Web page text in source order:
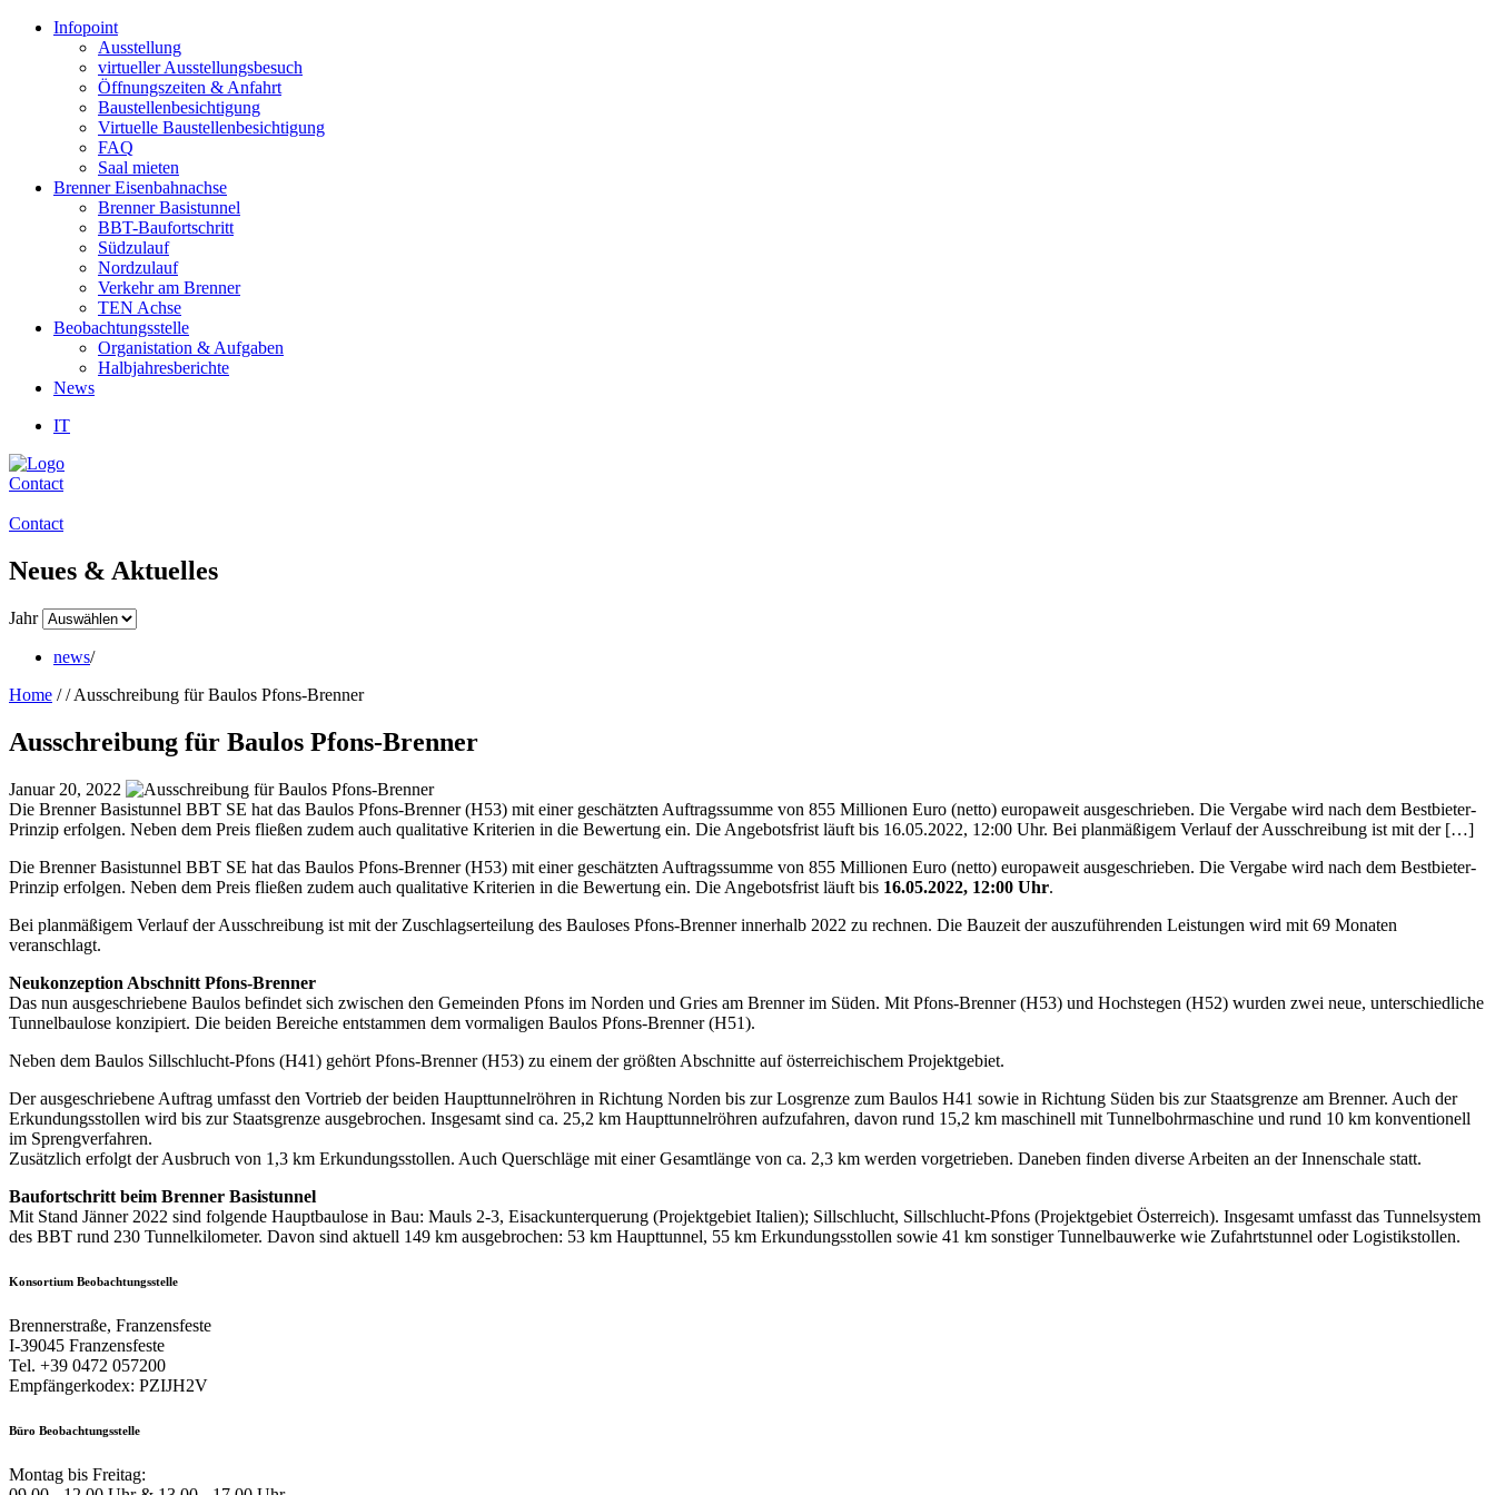
Infopoint
Ausstellung
virtueller Ausstellungsbesuch
Öffnungszeiten & Anfahrt
Baustellenbesichtigung
Virtuelle Baustellenbesichtigung
FAQ
Saal mieten
Brenner Eisenbahnachse
Brenner Basistunnel
BBT-Baufortschritt
Südzulauf
Nordzulauf
Verkehr am Brenner
TEN Achse
Beobachtungsstelle
Organistation & Aufgaben
Halbjahresberichte
News
IT
Contact
Contact
Neues & Aktuelles
Jahr
news/
Home //Ausschreibung für Baulos Pfons-Brenner
Ausschreibung für Baulos Pfons-Brenner
Januar 20, 2022
Die Brenner Basistunnel BBT SE hat das Baulos Pfons-Brenner (H53) mit einer geschätzten Auftragssumme von 855 Millionen Euro (netto) europaweit ausgeschrieben. Die Vergabe wird nach dem Bestbieter-
Prinzip erfolgen. Neben dem Preis fließen zudem auch qualitative Kriterien in die Bewertung ein. Die Angebotsfrist läuft bis 16.05.2022, 12:00 Uhr. Bei planmäßigem Verlauf der Ausschreibung ist mit der […]
Die Brenner Basistunnel BBT SE hat das Baulos Pfons-Brenner (H53) mit einer geschätzten Auftragssumme von 855 Millionen Euro (netto) europaweit ausgeschrieben. Die Vergabe wird nach dem Bestbieter-
Prinzip erfolgen. Neben dem Preis fließen zudem auch qualitative Kriterien in die Bewertung ein. Die Angebotsfrist läuft bis 16.05.2022, 12:00 Uhr.
Bei planmäßigem Verlauf der Ausschreibung ist mit der Zuschlagserteilung des Bauloses Pfons-Brenner innerhalb 2022 zu rechnen. Die Bauzeit der auszuführenden Leistungen wird mit 69 Monaten
veranschlagt.
Neukonzeption Abschnitt Pfons-Brenner
Das nun ausgeschriebene Baulos befindet sich zwischen den Gemeinden Pfons im Norden und Gries am Brenner im Süden. Mit Pfons-Brenner (H53) und Hochstegen (H52) wurden zwei neue, unterschiedliche
Tunnelbaulose konzipiert. Die beiden Bereiche entstammen dem vormaligen Baulos Pfons-Brenner (H51).
Neben dem Baulos Sillschlucht-Pfons (H41) gehört Pfons-Brenner (H53) zu einem der größten Abschnitte auf österreichischem Projektgebiet.
Der ausgeschriebene Auftrag umfasst den Vortrieb der beiden Haupttunnelröhren in Richtung Norden bis zur Losgrenze zum Baulos H41 sowie in Richtung Süden bis zur Staatsgrenze am Brenner. Auch der
Erkundungsstollen wird bis zur Staatsgrenze ausgebrochen. Insgesamt sind ca. 25,2 km Haupttunnelröhren aufzufahren, davon rund 15,2 km maschinell mit Tunnelbohrmaschine und rund 10 km konventionell
im Sprengverfahren.
Zusätzlich erfolgt der Ausbruch von 1,3 km Erkundungsstollen. Auch Querschläge mit einer Gesamtlänge von ca. 2,3 km werden vorgetrieben. Daneben finden diverse Arbeiten an der Innenschale statt.
Baufortschritt beim Brenner Basistunnel
Mit Stand Jänner 2022 sind folgende Hauptbaulose in Bau: Mauls 2-3, Eisackunterquerung (Projektgebiet Italien); Sillschlucht, Sillschlucht-Pfons (Projektgebiet Österreich). Insgesamt umfasst das Tunnelsystem
des BBT rund 230 Tunnelkilometer. Davon sind aktuell 149 km ausgebrochen: 53 km Haupttunnel, 55 km Erkundungsstollen sowie 41 km sonstiger Tunnelbauwerke wie Zufahrtstunnel oder Logistikstollen.
Konsortium Beobachtungsstelle
Brennerstraße, Franzensfeste
I-39045 Franzensfeste
Tel. +39 0472 057200
Empfängerkodex: PZIJH2V
Büro Beobachtungsstelle
Montag bis Freitag: